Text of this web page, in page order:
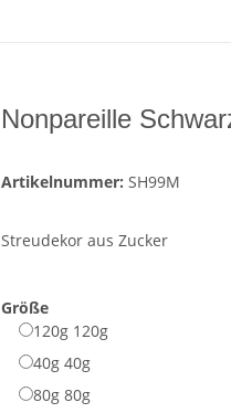
Nonpareille
Artikelnummer: SH99M
Streudekor aus Zucker
Größe
120g 120g
40g 40g
80g 80g